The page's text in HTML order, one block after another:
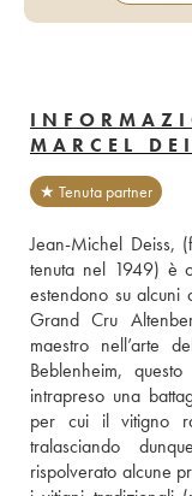
MARCEL
★ Tenuta partner
Jean-Michel Deiss,
tenuta nel 1949) è
estendono su
Grand Cru
maestro nell’arte
Beblenheim,
intrapreso una
per cui il vitigno
tralasciando
rispolverato alcune